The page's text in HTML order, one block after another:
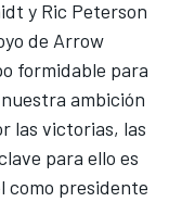
y Ric Peterson
de Arrow
formidable para
ambición
las victorias, las
para ello es
como presidente